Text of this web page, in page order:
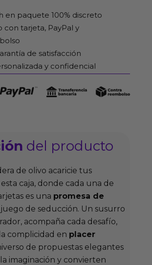
en paquete 100% discreto
con tarjeta, PayPal y
de satisfacción
y confidencial
del producto
de olivo acaricie tus
caja, donde cada una de
es una promesa de
de seducción. Un susurro
acompaña cada desafío,
complicidad en placer
de propuestas elegantes
imaginación y convierten